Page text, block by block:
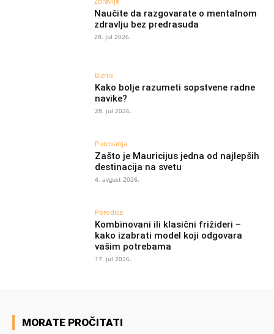
Naučite da razgovarate o mentalnom
zdravlju bez predrasuda
28. jul 2026.
Biznis
Kako bolje razumeti sopstvene radne
navike?
28. jul 2026.
Putovanja
Zašto je Mauricijus jedna od najlepših
destinacija na svetu
4. avgust 2026.
Porodica
Kombinovani ili klasični frižideri –
kako izabrati model koji odgovara
vašim potrebama
17. jul 2026.
MORATE PROČITATI